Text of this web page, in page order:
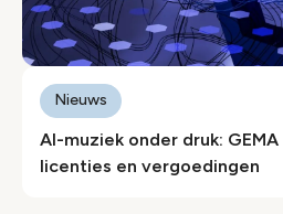
AI-muziek onder druk:
licenties en vergoedingen
Nieuws